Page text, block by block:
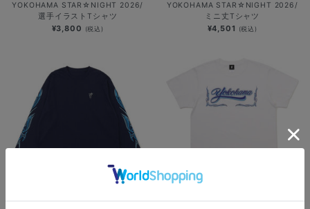
YOKOHAMA STAR☆NIGHT 2026/
選手イラストTシャツ
¥3,800 (税込)
YOKOHAMA STAR☆NIGHT 2026/
ミニ丈Tシャツ
¥4,501 (税込)
NEW NEW